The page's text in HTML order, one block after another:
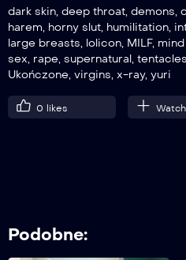
dark skin, deep throat, demons,
harem, horny slut, humilitation,
large breasts, lolicon, MILF,
sex, rape, supernatural, tentacles
Ukończone, virgins, x-ray, yuri
0 likes
Podobne: